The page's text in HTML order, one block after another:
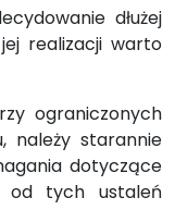
dłużej
realizacji warto
ograniczonych
należy starannie
dotyczące
od tych ustaleń